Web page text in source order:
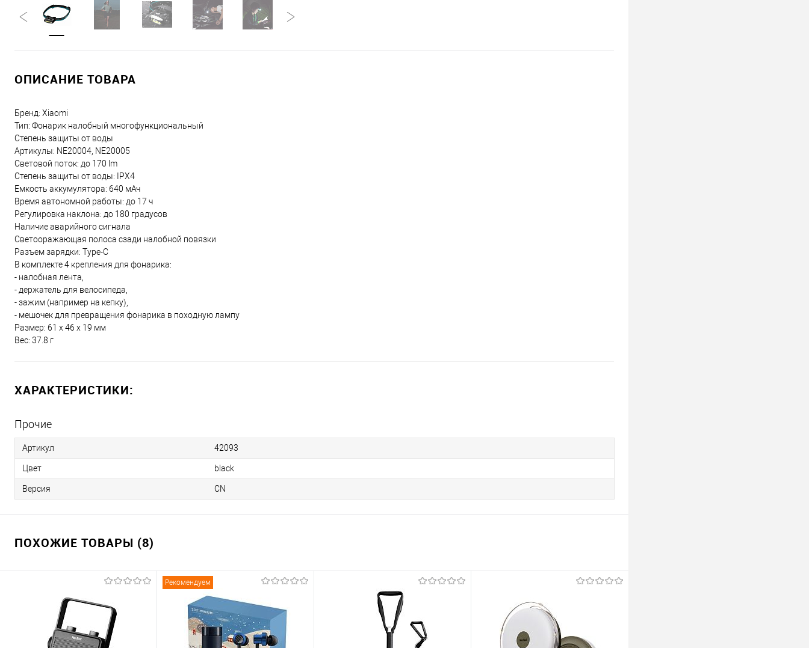
ОПИСАНИЕ ТОВАРА
Бренд: Xiaomi
Тип: Фонарик налобный многофункциональный
Степень защиты от воды
Артикулы: NE20004, NE20005
Световой поток: до 170 lm
Степень защиты от воды: IPX4
Емкость аккумулятора: 640 мАч
Время автономной работы: до 17 ч
Регулировка наклона: до 180 градусов
Наличие аварийного сигнала
Светооражающая полоса сзади налобной повязки
Разъем зарядки: Type-C
В комплекте 4 крепления для фонарика:
- налобная лента,
- держатель для велосипеда,
- зажим (например на кепку),
- мешочек для превращения фонарика в походную лампу
Размер: 61 х 46 х 19 мм
Вес: 37.8 г
ХАРАКТЕРИСТИКИ:
Прочие
Артикул 42093
Цвет black
Версия CN
ПОХОЖИЕ ТОВАРЫ (8)
Рекомендуем